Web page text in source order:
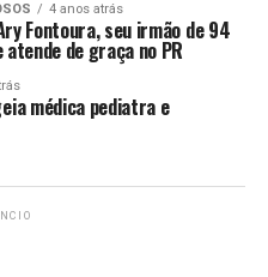
4 anos atrás
Fontoura, seu irmão de 94
de graça no PR
médica pediatra e